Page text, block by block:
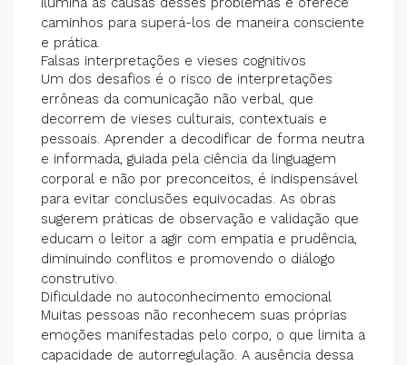
caminhos para superá-los de maneira consciente
e prática.
Falsas interpretações e vieses cognitivos
Um dos desafios é o risco de interpretações
errôneas da comunicação não verbal, que
decorrem de vieses culturais, contextuais e
pessoais. Aprender a decodificar de forma neutra
e informada, guiada pela ciência da linguagem
corporal e não por preconceitos, é indispensável
para evitar conclusões equivocadas. As obras
sugerem práticas de observação e validação que
educam o leitor a agir com empatia e prudência,
diminuindo conflitos e promovendo o diálogo
construtivo.
Dificuldade no autoconhecimento emocional
Muitas pessoas não reconhecem suas próprias
emoções manifestadas pelo corpo, o que limita a
capacidade de autorregulação. A ausência dessa